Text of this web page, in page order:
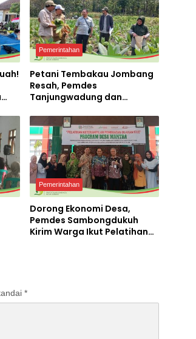
Pemerintahan
Petani Tembakau Jombang
Resah, Pemdes
Tanjungwadung dan
Pemerintahan
Dorong Ekonomi Desa,
Pemdes Sambongdukuh
Kirim Warga Ikut Pelatihan
*